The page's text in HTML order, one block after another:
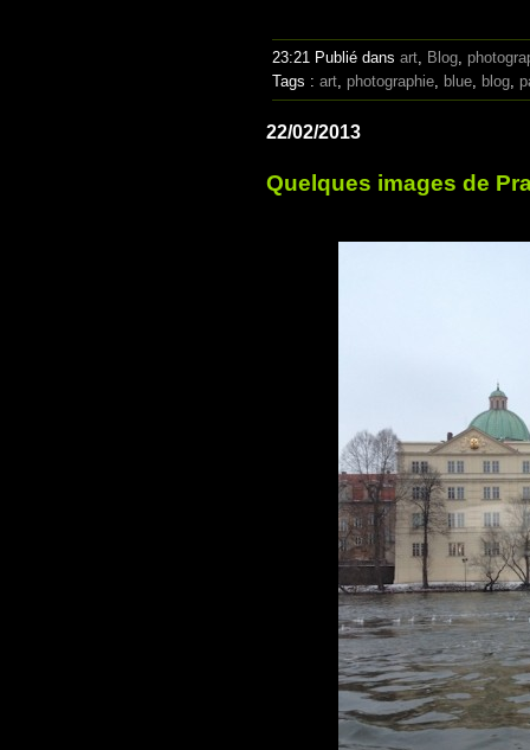
23:21 Publié dans art, Blog,
Tags : art, photographie, blue, blog,
22/02/2013
Quelques images de